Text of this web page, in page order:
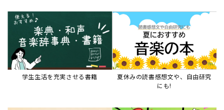
学生生活を充実させる書籍
夏休みの読書感想文や、自由研究
にも!